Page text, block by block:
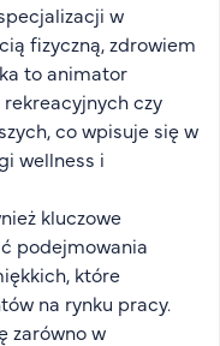
w
fizyczną, zdrowiem
to animator
czy
co wpisuje się w
wellness i
kluczowe
podejmowania
które
na rynku pracy.
zarówno w